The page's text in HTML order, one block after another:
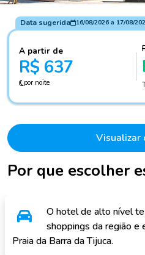
Por que escolher
O hotel de alto nível
shoppings da região e
Praia da Barra da Tijuca.
Data sugerida 16/08/2026a 17/08/
A partir de
R$ 637
por noite
Visualizar